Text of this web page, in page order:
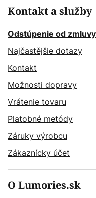
Kontakt a služby
Odstúpenie od zmluvy
Najčastějšie dotazy
Kontakt
Možnosti dopravy
Vrátenie tovaru
Platobné metódy
Záruky výrobcu
Zákaznícky účet
O Lumories.sk